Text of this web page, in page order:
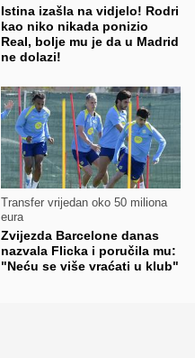
Istina izašla na vidjelo! Rodri
kao niko nikada ponizio
Real, bolje mu je da u Madrid
ne dolazi!
Transfer vrijedan oko 50 miliona
eura
Zvijezda Barcelone danas
nazvala Flicka i poručila mu:
"Neću se više vraćati u klub"